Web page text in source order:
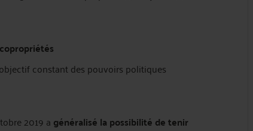
constant des pouvoirs politiques
2019 a généralisé la possibilité de tenir